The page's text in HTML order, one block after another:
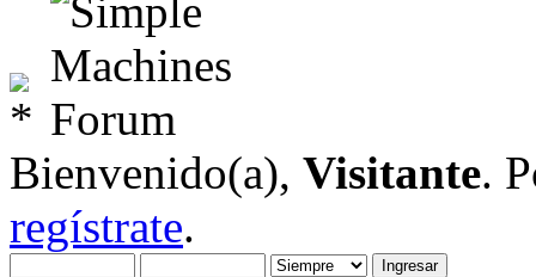
Bienvenido(a), Visitante.
regístrate.